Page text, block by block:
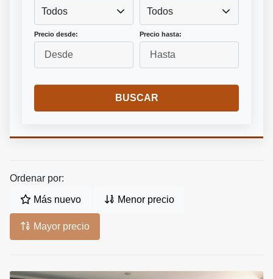
Todos Todos
Precio desde: Precio hasta:
BUSCAR
Ordenar por:
Más nuevo Menor precio
Mayor precio